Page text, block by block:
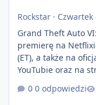
Rockstar · Czwartek
Grand Theft Auto
premierę na
(ET), a także na
YouTubie oraz na
(ET) 27 sierpnia.
Auto VI będzie
0 odpowiedzi